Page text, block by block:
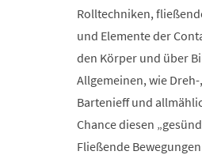
Rolltechniken,
und Elemente der
den Körper und über
Allgemeinen, wie
Bartenieff und
Chance diesen
Fließende